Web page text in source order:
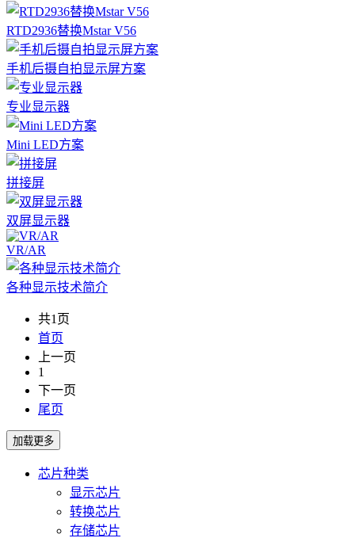
RTD2936替换Mstar V56
手机后摄自拍显示屏方案
专业显示器
Mini LED方案
拼接屏
双屏显示器
VR/AR
各种显示技术简介
共1页
首页
上一页
1
下一页
尾页
芯片种类
显示芯片
转换芯片
存储芯片